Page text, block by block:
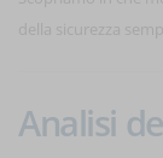
Analisi